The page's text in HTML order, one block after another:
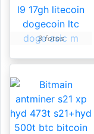
3 fotos